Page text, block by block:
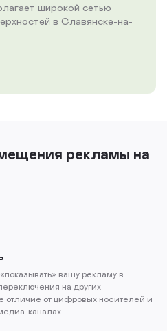
широкой сетью
в Славянске-на-
рекламы на
вашу рекламу в
на других
отличие от цифровых носителей и
каналах.